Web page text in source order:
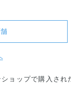
ョップで購入さ